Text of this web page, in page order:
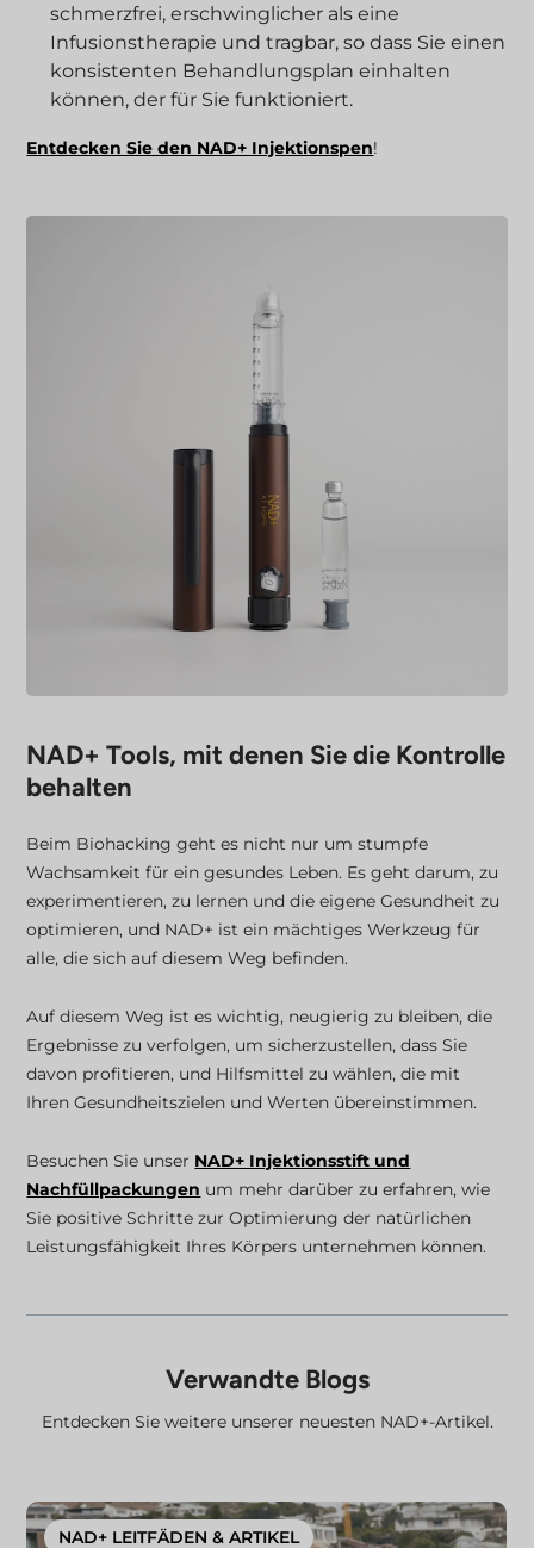
schmerzfrei, erschwinglicher als eine
Infusionstherapie und tragbar, so dass Sie einen
konsistenten Behandlungsplan einhalten
können, der für Sie funktioniert.
Entdecken Sie den NAD+ Injektionspen!
NAD+ Tools, mit denen Sie die Kontrolle
behalten
Beim Biohacking geht es nicht nur um stumpfe
Wachsamkeit für ein gesundes Leben. Es geht darum, zu
experimentieren, zu lernen und die eigene Gesundheit zu
optimieren, und NAD+ ist ein mächtiges Werkzeug für
alle, die sich auf diesem Weg befinden.
Auf diesem Weg ist es wichtig, neugierig zu bleiben, die
Ergebnisse zu verfolgen, um sicherzustellen, dass Sie
davon profitieren, und Hilfsmittel zu wählen, die mit
Ihren Gesundheitszielen und Werten übereinstimmen.
Besuchen Sie unser NAD+ Injektionsstift und
Nachfüllpackungen um mehr darüber zu erfahren, wie
Sie positive Schritte zur Optimierung der natürlichen
Leistungsfähigkeit Ihres Körpers unternehmen können.
Verwandte Blogs
Entdecken Sie weitere unserer neuesten NAD+-Artikel.
NAD+ LEITFÄDEN & ARTIKEL